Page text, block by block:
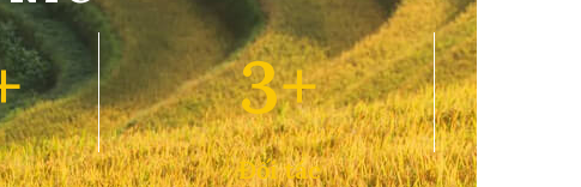
3+
Đối tác